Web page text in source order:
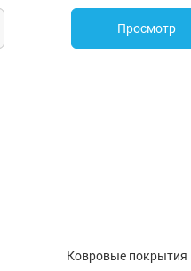
Просмотр
Ковровые покрытия